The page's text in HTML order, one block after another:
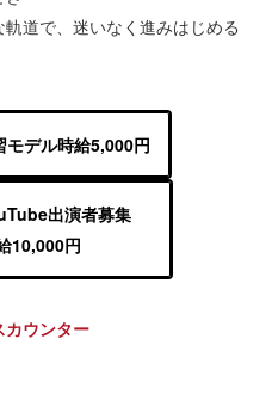
道で、迷いなく進みはじめる
モデル時給5,000円
出演者募集
10,000円